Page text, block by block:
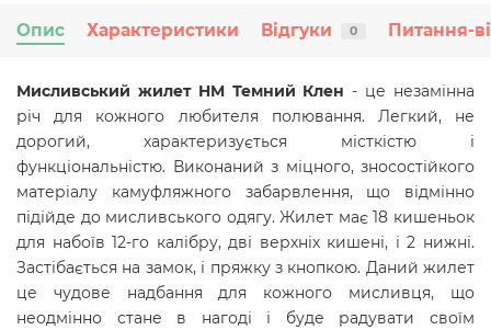
Опис Характеристики Відгуки 0 Питання-
Мисливський жилет HM Темний Клен - це незамінна
річ для кожного любителя полювання. Легкий, не
дорогий, характеризується місткістю і
функціональністю. Виконаний з міцного, зносостійкого
матеріалу камуфляжного забарвлення, що відмінно
підійде до мисливського одягу. Жилет має 18 кишеньок
для набоїв 12-го калібру, дві верхніх кишені, і 2 нижні.
Застібається на замок, і пряжку з кнопкою. Даний жилет
це чудове надбання для кожного мисливця, що
неодмінно стане в нагоді і буде радувати своїм